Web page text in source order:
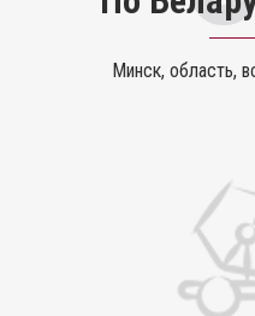
Минск, область,